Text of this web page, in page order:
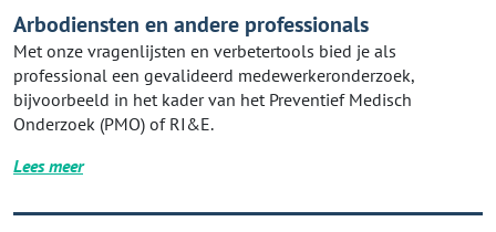
Arbodiensten en andere professionals
Met onze vragenlijsten en verbetertools bied je als
professional een gevalideerd medewerkeronderzoek,
bijvoorbeeld in het kader van het Preventief Medisch
Onderzoek (PMO) of RI&E.
Lees meer